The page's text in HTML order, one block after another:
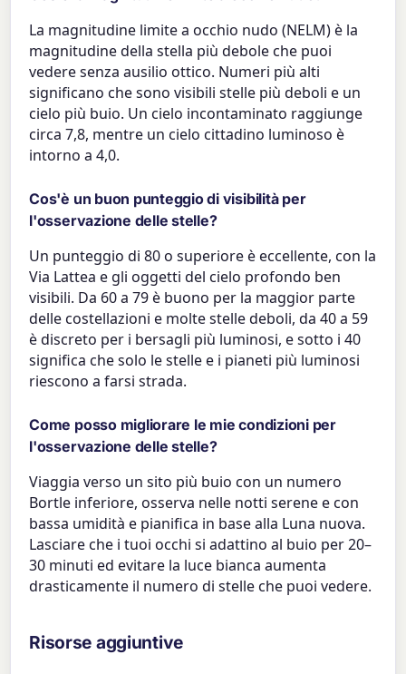
La magnitudine limite a occhio nudo (NELM) è la
magnitudine della stella più debole che puoi
vedere senza ausilio ottico. Numeri più alti
significano che sono visibili stelle più deboli e un
cielo più buio. Un cielo incontaminato raggiunge
circa 7,8, mentre un cielo cittadino luminoso è
intorno a 4,0.
Cos'è un buon punteggio di visibilità per
l'osservazione delle stelle?
Un punteggio di 80 o superiore è eccellente, con la
Via Lattea e gli oggetti del cielo profondo ben
visibili. Da 60 a 79 è buono per la maggior parte
delle costellazioni e molte stelle deboli, da 40 a 59
è discreto per i bersagli più luminosi, e sotto i 40
significa che solo le stelle e i pianeti più luminosi
riescono a farsi strada.
Come posso migliorare le mie condizioni per
l'osservazione delle stelle?
Viaggia verso un sito più buio con un numero
Bortle inferiore, osserva nelle notti serene e con
bassa umidità e pianifica in base alla Luna nuova.
Lasciare che i tuoi occhi si adattino al buio per 20–
30 minuti ed evitare la luce bianca aumenta
drasticamente il numero di stelle che puoi vedere.
Risorse aggiuntive